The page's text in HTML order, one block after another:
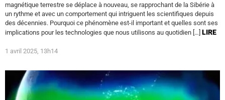
magnétique terrestre se déplace à nouveau, se rapprochant de la Sibérie à
un rythme et avec un comportement qui intriguent les scientifiques depuis
des décennies. Pourquoi ce phénomène est-il important et quelles sont ses
implications pour les technologies que nous utilisons au quotidien […] LIRE
1 avril 2025, 13h14